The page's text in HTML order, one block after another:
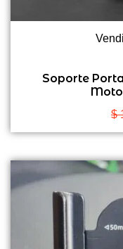
Soporte
$